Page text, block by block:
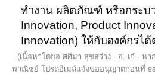
ทำงาน ผลิตภัณฑ์ หรือกระบ
Innovation, Product
Innovation) ให้กับองค์กรได้
(เนื้อหาโดยอ.ศศิมา สุขสว่าง - อ. เก๋ - หา
พาณิชย์ โปรดอีเมล์แจ้งขออนุญาตก่อนที่